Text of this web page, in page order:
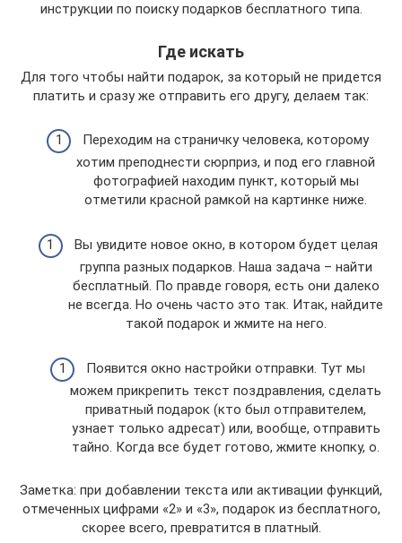
инструкции по поиску подарков бесплатного типа.
Где искать
Для того чтобы найти подарок, за который не придется
платить и сразу же отправить его другу, делаем так:
Переходим на страничку человека, которому
хотим преподнести сюрприз, и под его главной
фотографией находим пункт, который мы
отметили красной рамкой на картинке ниже.
Вы увидите новое окно, в котором будет целая
группа разных подарков. Наша задача – найти
бесплатный. По правде говоря, есть они далеко
не всегда. Но очень часто это так. Итак, найдите
такой подарок и жмите на него.
Появится окно настройки отправки. Тут мы
можем прикрепить текст поздравления, сделать
приватный подарок (кто был отправителем,
узнает только адресат) или, вообще, отправить
тайно. Когда все будет готово, жмите кнопку, о.
Заметка: при добавлении текста или активации функций,
отмеченных цифрами «2» и «3», подарок из бесплатного,
скорее всего, превратится в платный.